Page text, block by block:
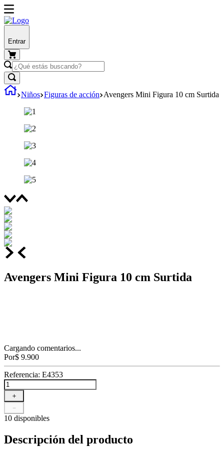
Entrar
Niños Figuras de acción Avengers Mini Figura 10 cm Surtida
Avengers Mini Figura 10 cm Surtida
Cargando comentarios...
Por$ 9.900
Referencia: E4353
＋
－
10 disponibles
Descripción del producto